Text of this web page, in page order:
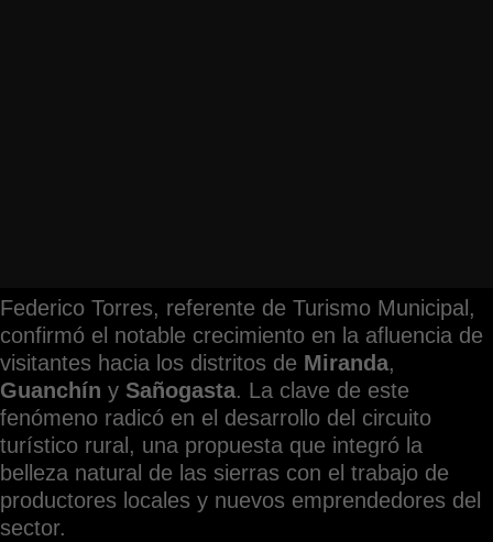
Federico Torres, referente de Turismo Municipal,
confirmó el notable crecimiento en la afluencia de
visitantes hacia los distritos de Miranda,
Guanchín y Sañogasta. La clave de este
fenómeno radicó en el desarrollo del circuito
turístico rural, una propuesta que integró la
belleza natural de las sierras con el trabajo de
productores locales y nuevos emprendedores del
sector.